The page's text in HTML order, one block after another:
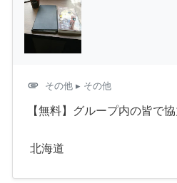
attachment その他 ▸ その他
【無料】グループ内の皆で
北海道